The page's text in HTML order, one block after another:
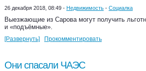
26 декабря 2018, 08:49 - Недвижимость - Социалка
Выезжающие из Сарова могут получить
и «подъёмные».
[Развернуть] Прокомментировать
Они спасали ЧАЭС